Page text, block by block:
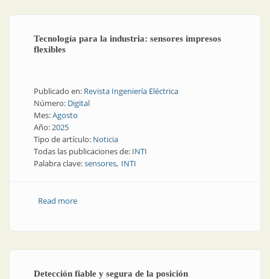
Tecnología para la industria: sensores impresos
flexibles
Publicado en: Revista Ingeniería Eléctrica
Número: Digital
Mes:Agosto
Año:2025
Tipo de artículo: Noticia
Todas las publicaciones de: INTI
Palabra clave:sensores INTI
Read moreabout Tecnología para la industria: sensores impresos
Detección fiable y segura de la posición